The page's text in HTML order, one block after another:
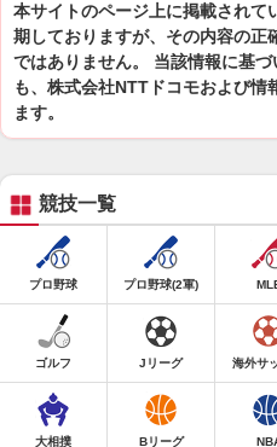
本サイトのページ上に掲載されて
期しておりますが、その内容の正
ではありません。 当該情報に基
も、株式会社NTTドコモおよび
ます。
競技一覧
プロ野球 プロ野球(2軍)
ゴルフ Jリーグ 海外サ
大相撲 Bリーグ